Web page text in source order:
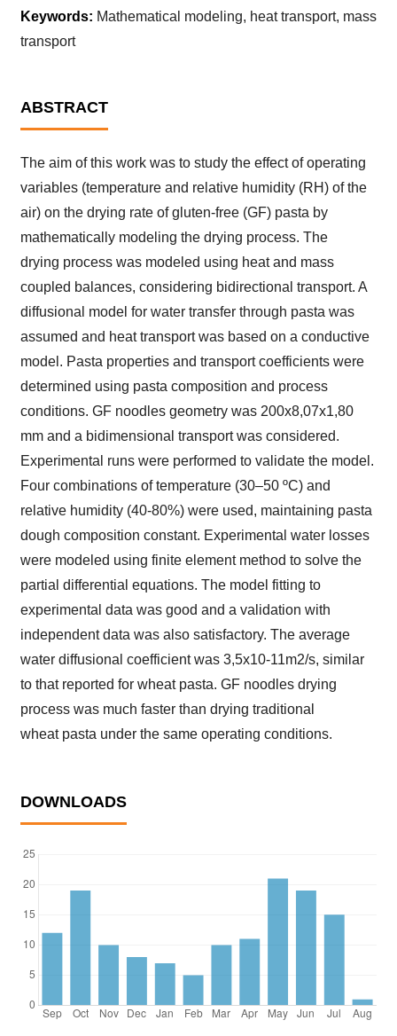
Keywords: Mathematical modeling, heat transport, mass
transport
ABSTRACT
The aim of this work was to study the effect of operating
variables (temperature and relative humidity (RH) of the
air) on the drying rate of gluten-free (GF) pasta by
mathematically modeling the drying process. The
drying process was modeled using heat and mass
coupled balances, considering bidirectional transport. A
diffusional model for water transfer through pasta was
assumed and heat transport was based on a conductive
model. Pasta properties and transport coefficients were
determined using pasta composition and process
conditions. GF noodles geometry was 200x8,07x1,80
mm and a bidimensional transport was considered.
Experimental runs were performed to validate the model.
Four combinations of temperature (30–50 ºC) and
relative humidity (40-80%) were used, maintaining pasta
dough composition constant. Experimental water losses
were modeled using finite element method to solve the
partial differential equations. The model fitting to
experimental data was good and a validation with
independent data was also satisfactory. The average
water diffusional coefficient was 3,5x10-11m2/s, similar
to that reported for wheat pasta. GF noodles drying
process was much faster than drying traditional
wheat pasta under the same operating conditions.
DOWNLOADS